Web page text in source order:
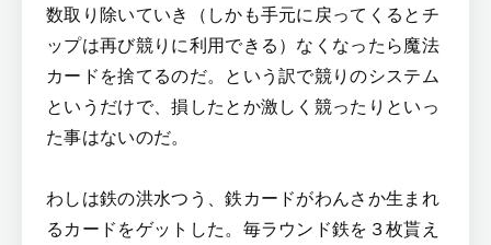
数取り除いていき（しかも手元に戻ってくるとチ
ップは再び競りに利用できる）なくなったら魔法
カードを捨てるのだ。という訳で競りのシステム
というだけで、損したとか激しく競ったりといっ
た事はないのだ。
わしは鉄の洪水つう、鉄カードがわんさか生まれ
るカードをゲットした。毎ラウンド鉄を３枚貰え